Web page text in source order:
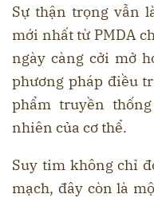
Sự thận trọng vẫn
mới nhất từ PMDA
ngày càng cởi mở
phương pháp điều
phẩm truyền
nhiên của cơ thể.
Suy tim không chỉ
mạch, đây còn là